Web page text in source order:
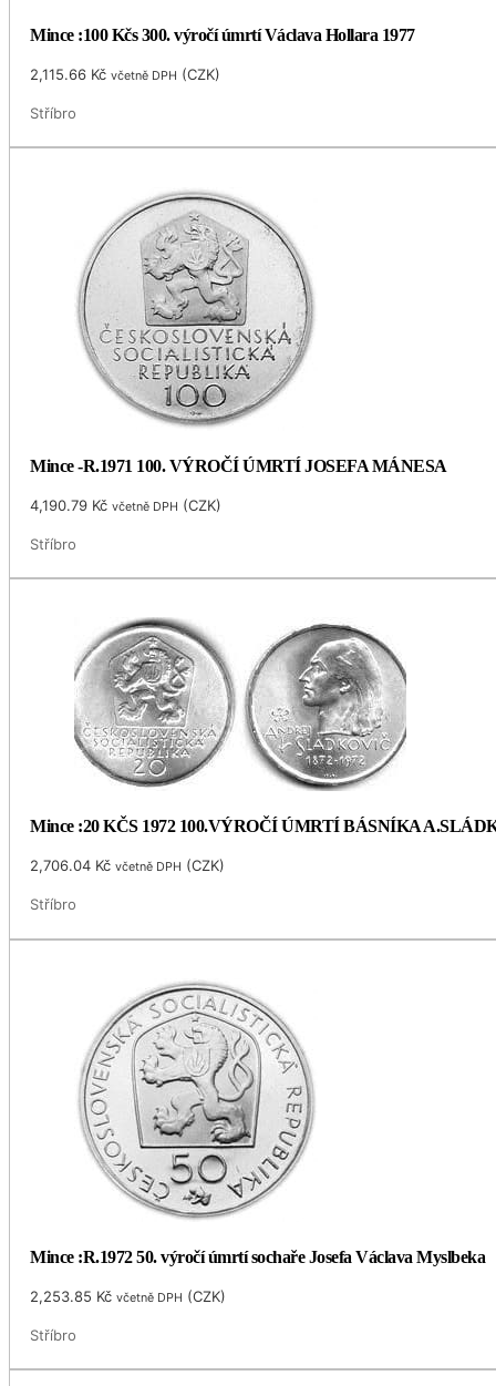
Mince :100 Kčs 300. výročí úmrtí Václava Hollara 1977
2,115.66 Kč včetně DPH (CZK)
Stříbro
Mince -R.1971 100. VÝROČÍ ÚMRTÍ JOSEFA MÁNESA
4,190.79 Kč včetně DPH (CZK)
Stříbro
Mince :20 KČS 1972 100.VÝROČÍ ÚMRTÍ BÁSNÍKA
2,706.04 Kč včetně DPH (CZK)
Stříbro
Mince :R.1972 50. výročí úmrtí sochaře Josefa Václava Myslbeka
2,253.85 Kč včetně DPH (CZK)
Stříbro